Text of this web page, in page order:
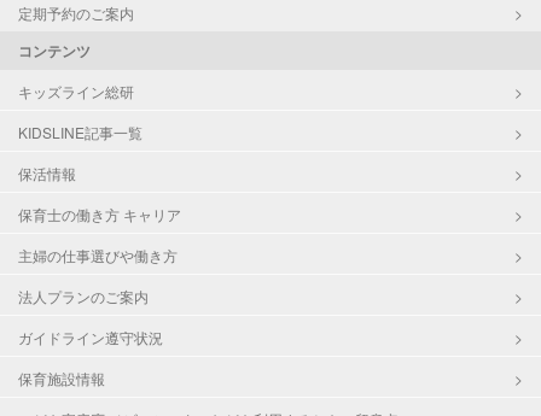
定期予約のご案内
コンテンツ
キッズライン総研
KIDSLINE記事一覧
保活情報
保育士の働き方 キャリア
主婦の仕事選びや働き方
法人プランのご案内
ガイドライン遵守状況
保育施設情報